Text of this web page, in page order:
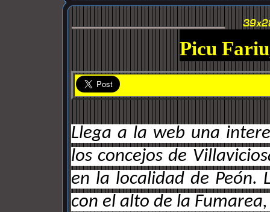
Picu
Llega a la web una
los concejos de
en la localidad de Peón.
con el alto de la